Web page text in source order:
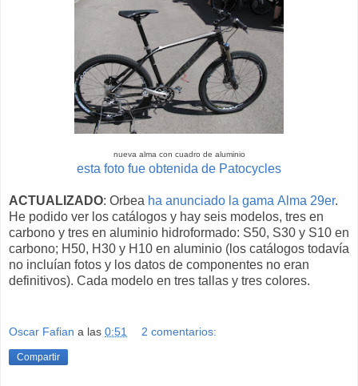
nueva alma con cuadro de aluminio
esta foto fue obtenida de Patocycles
ACTUALIZADO: Orbea ha anunciado la gama Alma 29er.
He podido ver los catálogos y hay seis modelos, tres en
carbono y tres en aluminio hidroformado: S50, S30 y S10 en
carbono; H50, H30 y H10 en aluminio (los catálogos todavía
no incluían fotos y los datos de componentes no eran
definitivos). Cada modelo en tres tallas y tres colores.
Oscar Fafian a las 0:51 2 comentarios:
Compartir